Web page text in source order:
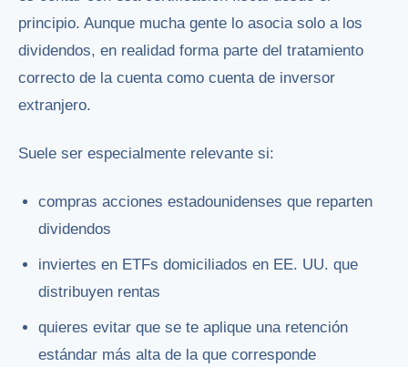
principio. Aunque mucha gente lo asocia solo a los
dividendos, en realidad forma parte del tratamiento
correcto de la cuenta como cuenta de inversor
extranjero.
Suele ser especialmente relevante si:
compras acciones estadounidenses que reparten
dividendos
inviertes en ETFs domiciliados en EE. UU. que
distribuyen rentas
quieres evitar que se te aplique una retención
estándar más alta de la que corresponde